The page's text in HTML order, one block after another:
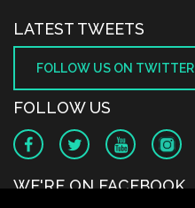
LATEST TWEETS
FOLLOW US ON TWITTER
FOLLOW US
WE'RE ON FACEBOOK